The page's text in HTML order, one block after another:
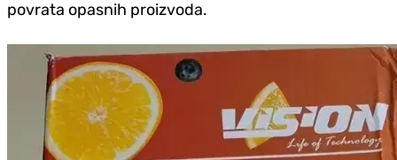
povrata opasnih proizvoda.